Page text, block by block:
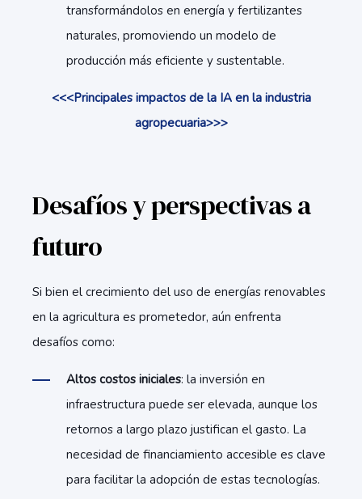
transformándolos en energía y fertilizantes
naturales, promoviendo un modelo de
producción más eficiente y sustentable.
<<<Principales impactos de la IA en la industria
agropecuaria>>>
Desafíos y perspectivas a
futuro
Si bien el crecimiento del uso de energías renovables
en la agricultura es prometedor, aún enfrenta
desafíos como:
Altos costos iniciales: la inversión en
infraestructura puede ser elevada, aunque los
retornos a largo plazo justifican el gasto. La
necesidad de financiamiento accesible es clave
para facilitar la adopción de estas tecnologías.